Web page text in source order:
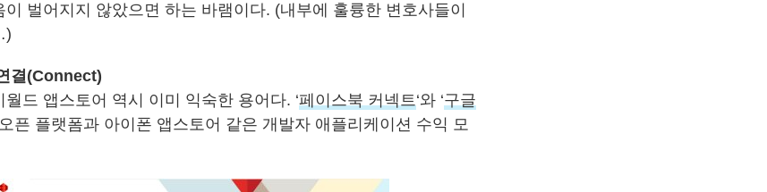
벌어지지 않았으면 하는 바램이다. (내부에 훌륭한 변호사들이
결(Connect)
드 앱스토어 역시 이미 익숙한 용어다. ‘페이스북 커넥트‘와 ‘구글
픈 플랫폼과 아이폰 앱스토어 같은 개발자 애플리케이션 수익 모